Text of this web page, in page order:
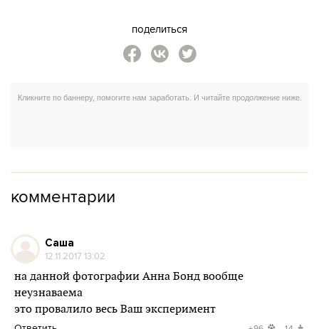
поделиться
комментарии
Саша
12.11.2017 13:02
на данной фотографии Анна Бонд вообще
неузнаваема
это провалило весь Ваш эксперимент